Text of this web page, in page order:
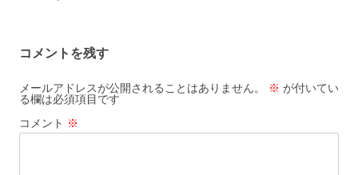
ゲ
ー
シ
ョ
コメントを残す
メールアドレスが公開されることはありません。 ※ が付いてい
る欄は必須項目です
コメント ※